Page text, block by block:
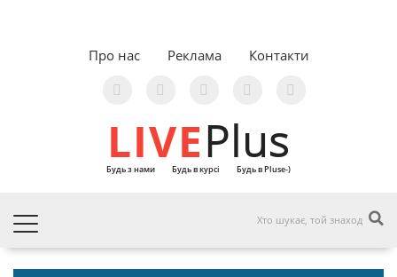
Про нас Реклама Контакти
LIVEPlus
Будь з нами Будь в курсі Будь в Pluse-)